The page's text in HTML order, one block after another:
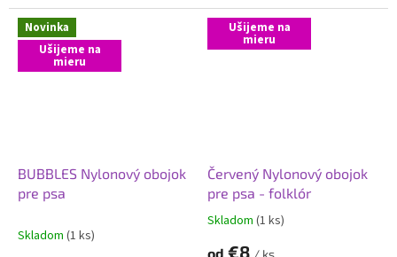
Novinka
Ušijeme na
mieru
BUBBLES Nylonový obojok
pre psa
Skladom (1 ks)
Ušijeme na
mieru
Červený Nylonový obojok
pre psa - folklór
Priemerné
Skladom (1 ks)
od €8 / ks